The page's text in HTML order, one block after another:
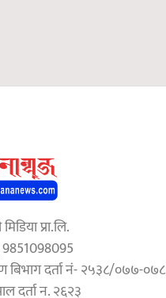
प्रा.लि.
बिभाग दर्ता नं- २५३८/०७७-०७८
दर्ता न. २६२३